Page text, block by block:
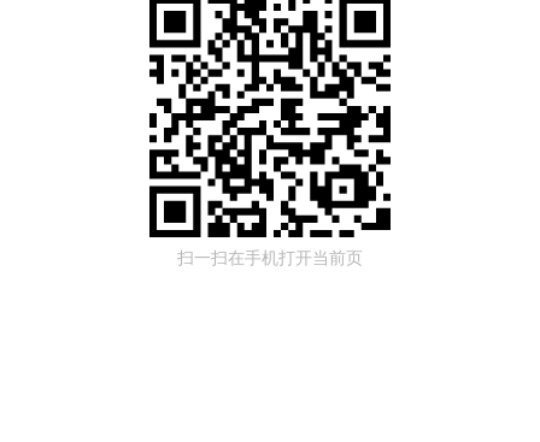
扫一扫在手机打开当前页